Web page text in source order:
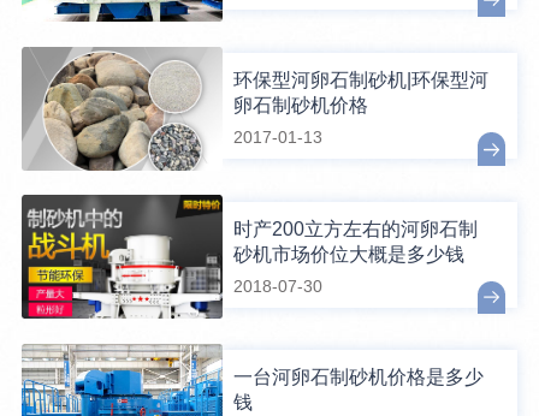
环保型河卵石制砂机|环保型河
卵石制砂机价格
2017-01-13
时产200立方左右的河卵石制
砂机市场价位大概是多少钱
2018-07-30
一台河卵石制砂机价格是多少
钱